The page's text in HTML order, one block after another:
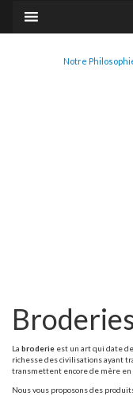
Notre
La broderie est un art qui date
richesse des civilisations ayant
transmettent encore de mère en
Nous vous proposons des